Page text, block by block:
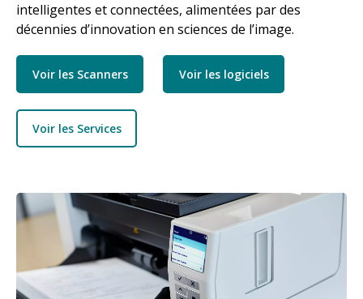
intelligentes et connectées, alimentées par des
décennies d’innovation en sciences de l’image.
Voir les Scanners Voir les logiciels
Voir les Services
Image